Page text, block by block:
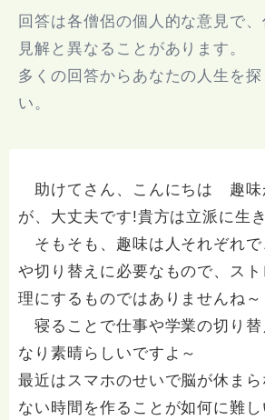
回答は各僧侶の個人的な意見で
見解と異なることがあります。
多くの回答からあなたの人生を
い。
助けてさん、こんにちは 趣味
が、大丈夫です!貴方は立派に生
そもそも、趣味は人それぞれで
や切り替えに必要なもので、ス
理にするものではありませんね
寝ることで仕事や学業の切り替
なり素晴らしいですよ～
最近はスマホのせいで脳が休ま
ない時間を作ることが如何に難